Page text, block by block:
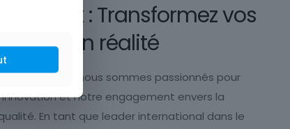
Polythink : Transformez vos
en réalité
Polythink, nous sommes passionnés pour
et notre engagement envers la
En tant que leader international dans le